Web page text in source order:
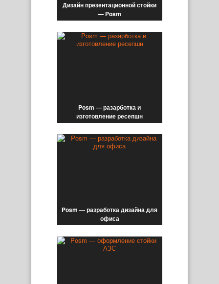
Дизайн презентационной стойки
— Posm
Posm — разарботка и
изготовление ресепшн
Posm — разработка дизайна для
офиса